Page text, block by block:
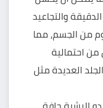
والتجاعيد
من الجسم، مما
احتمالية
العديدة مثل